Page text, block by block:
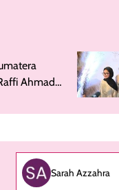
Ahmad
Sarah Azzahra